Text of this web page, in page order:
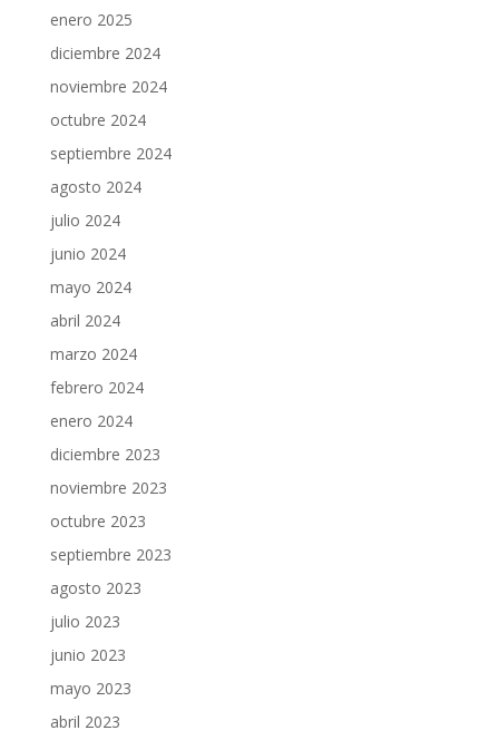
enero 2025
diciembre 2024
noviembre 2024
octubre 2024
septiembre 2024
agosto 2024
julio 2024
junio 2024
mayo 2024
abril 2024
marzo 2024
febrero 2024
enero 2024
diciembre 2023
noviembre 2023
octubre 2023
septiembre 2023
agosto 2023
julio 2023
junio 2023
mayo 2023
abril 2023